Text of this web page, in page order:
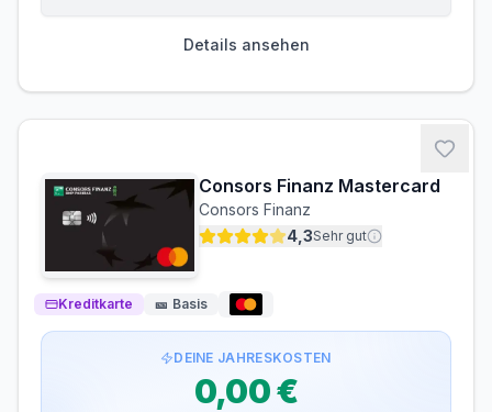
Kostenlos
Dauerhaft kostenlos. Physische Karte einmalig 5,99–7,99
Voraussetzungen
MINDESTALTER
ab 18 Jahren
SCHUFA-ABFRAGE
Nicht erforderlich
Nicht erforderlich
Details ansehen
Consors Finanz Mastercard
Consors Finanz
4,3Sehr gut
Kreditkarte 🎫 Basis
DEINE JAHRESKOSTEN
0,00 €